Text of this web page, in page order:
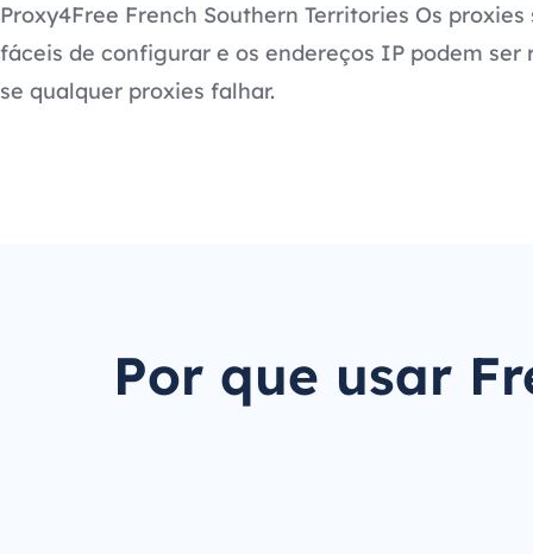
Proxy4Free French Southern Territories Os proxies
fáceis de configurar e os endereços IP podem ser
se qualquer proxies falhar.
Por que usar